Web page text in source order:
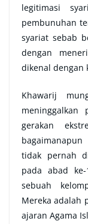
legitimasi
pembunuhan
syariat sebab
dengan
dikenal dengan
Khawarij
gerakan
tidak pernah
pada abad
sebuah
Mereka adalah
ajaran Agama